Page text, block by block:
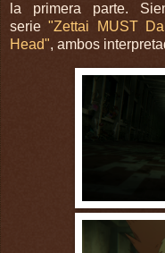
la primera parte.
serie"Zettai MUST
Head", ambos